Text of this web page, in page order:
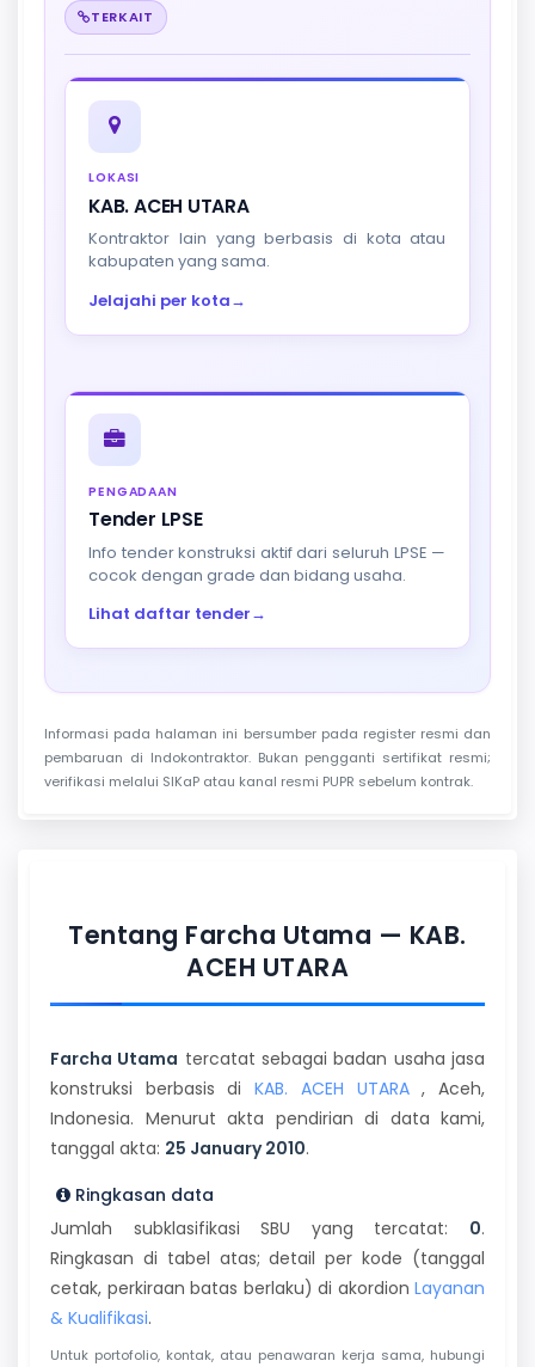
TERKAIT
LOKASI
KAB. ACEH UTARA
Kontraktor lain yang berbasis di kota atau
kabupaten yang sama.
Jelajahi per kota→
PENGADAAN
Tender LPSE
Info tender konstruksi aktif dari seluruh LPSE —
cocok dengan grade dan bidang usaha.
Lihat daftar tender→
Informasi pada halaman ini bersumber pada register resmi dan
pembaruan di Indokontraktor. Bukan pengganti sertifikat resmi;
verifikasi melalui SIKaP atau kanal resmi PUPR sebelum kontrak.
Tentang Farcha Utama — KAB.
ACEH UTARA
Farcha Utama tercatat sebagai badan usaha jasa
konstruksi berbasis diKAB. ACEH UTARA, Aceh,
Indonesia. Menurut akta pendirian di data kami,
tanggal akta: 25 January 2010.
Ringkasan data
Jumlah subklasifikasi SBU yang tercatat: 0.
Ringkasan di tabel atas; detail per kode (tanggal
cetak, perkiraan batas berlaku) di akordion Layanan
& Kualifikasi.
Untuk portofolio, kontak, atau penawaran kerja sama, hubungi